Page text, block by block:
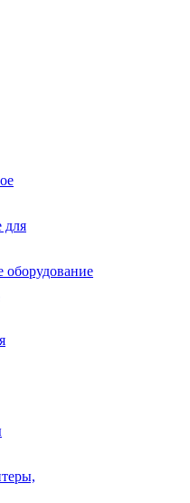
щековые
роторные
ковши барабанные
ковши вальцовые
ковши для
асфальта
плиты
гидромолот
для
оборудование